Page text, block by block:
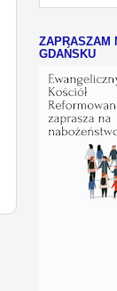
ZAPRASZAM
GDAŃSKU